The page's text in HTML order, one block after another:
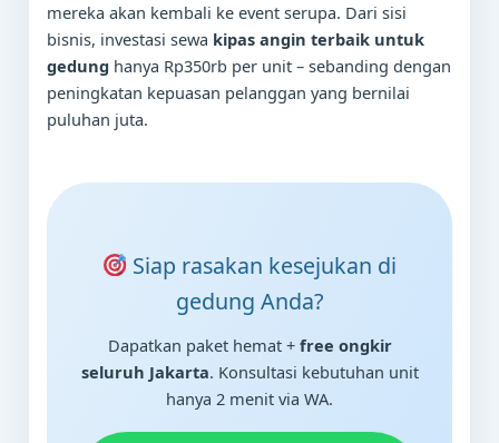
mereka akan kembali ke event serupa. Dari sisi
bisnis, investasi sewa kipas angin terbaik untuk
gedung hanya Rp350rb per unit – sebanding dengan
peningkatan kepuasan pelanggan yang bernilai
puluhan juta.
Siap rasakan kesejukan di
gedung Anda?
Dapatkan paket hemat + free ongkir
seluruh Jakarta. Konsultasi kebutuhan unit
hanya 2 menit via WA.